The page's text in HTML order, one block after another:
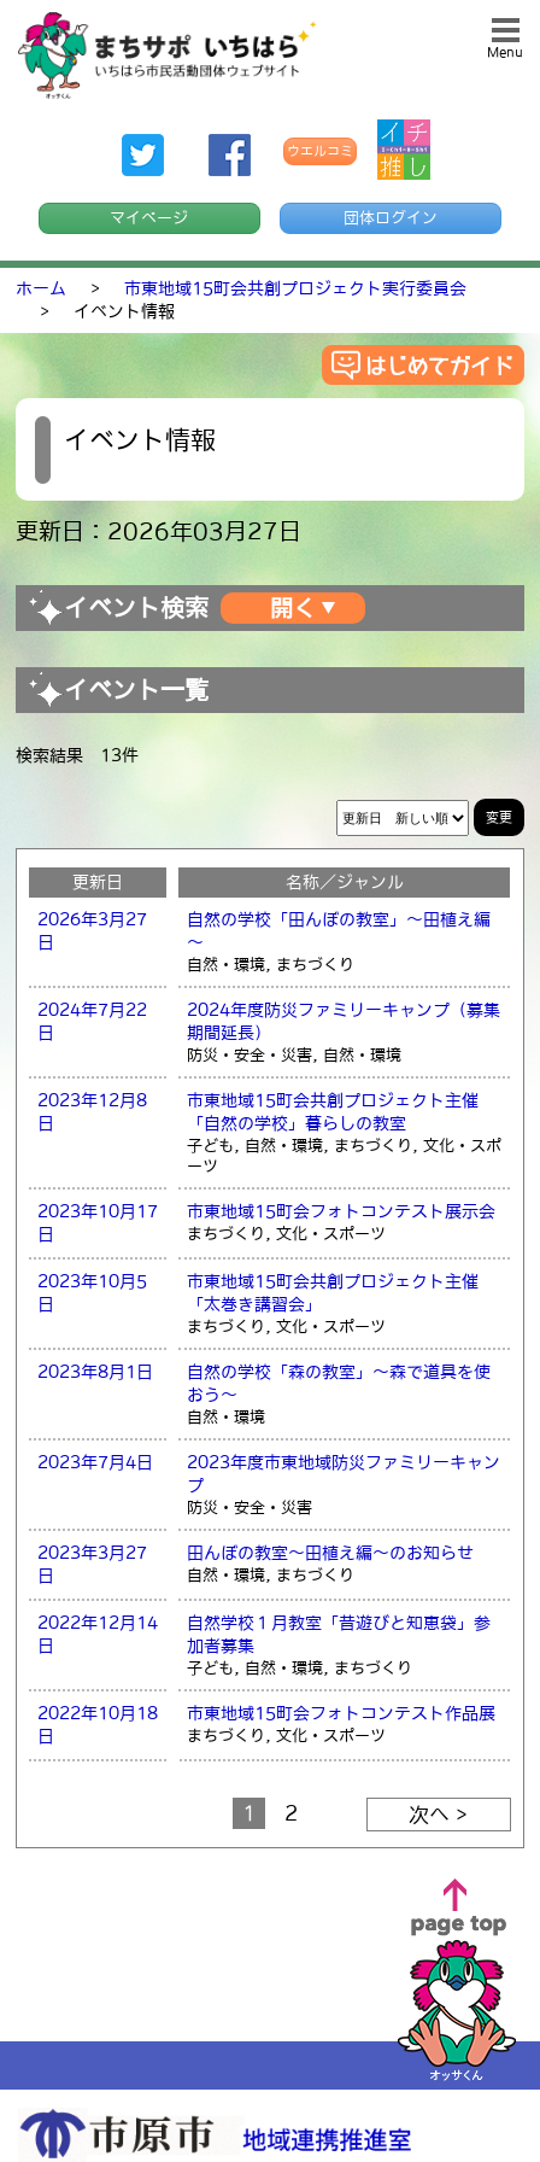
マイページ 団体ログイン
ウエルコミ
Menu
ホーム >
市東地域15町会共創プロジェクト実行委員会
>
イベント情報
イベント情報
更新日：2026年03月27日
イベント検索
イベント一覧
検索結果 13件
変更
更新日 名称／ジャンル
2026年3月27
日
自然の学校「田んぼの教室」～田植え編
～
自然・環境, まちづくり
2024年7月22
日
2024年度防災ファミリーキャンプ（募集
期間延長）
防災・安全・災害, 自然・環境
2023年12月8
日
市東地域15町会共創プロジェクト主催
「自然の学校」暮らしの教室
子ども, 自然・環境, まちづくり, 文化・スポ
ーツ
2023年10月17
日
市東地域15町会フォトコンテスト展示会
まちづくり, 文化・スポーツ
2023年10月5
日
市東地域15町会共創プロジェクト主催
「太巻き講習会」
まちづくり, 文化・スポーツ
2023年8月1日
自然の学校「森の教室」～森で道具を使
おう～
自然・環境
2023年7月4日
2023年度市東地域防災ファミリーキャン
プ
防災・安全・災害
2023年3月27
日
田んぼの教室～田植え編～のお知らせ
自然・環境, まちづくり
2022年12月14
日
自然学校１月教室「昔遊びと知恵袋」参
加者募集
子ども, 自然・環境, まちづくり
2022年10月18
日
市東地域15町会フォトコンテスト作品展
まちづくり, 文化・スポーツ
1 2 次へ >